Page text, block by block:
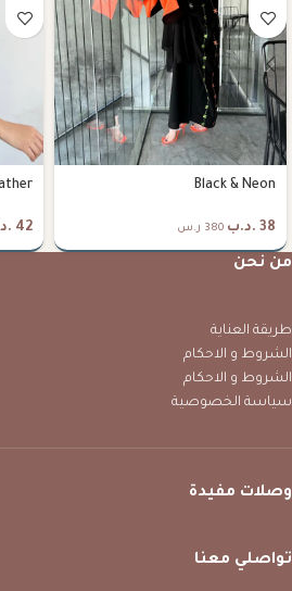
Black & Neon
38 .د.ب 380 ر.س 42
من نحن
طريقة العناية
الشروط و الاحكام
الشروط و الاحكام
سياسة الخصوصية
وصلات مفيدة
تواصلي معنا